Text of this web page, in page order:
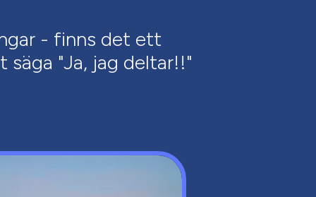
- finns det ett
"Ja, jag deltar!!"